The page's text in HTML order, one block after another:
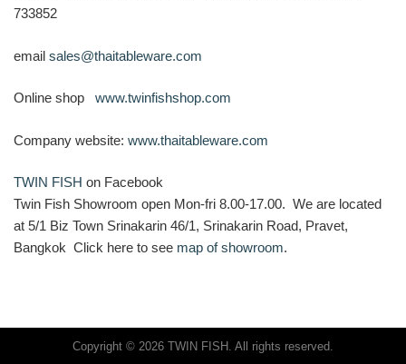
733852
email sales@thaitableware.com
Online shop www.twinfishshop.com
Company website: www.thaitableware.com
TWIN FISH on Facebook
Twin Fish Showroom open Mon-fri 8.00-17.00. We are located
at 5/1 Biz Town Srinakarin 46/1, Srinakarin Road, Pravet,
Bangkok Click here to see map of showroom.
Copyright © 2026 TWIN FISH. All rights reserved.